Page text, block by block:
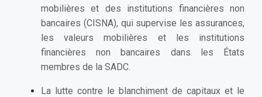
mobilières et des institutions financières non
bancaires (CISNA), qui supervise les assurances,
les valeurs mobilières et les institutions
financières non bancaires dans les États
membres de la SADC.
La lutte contre le blanchiment de capitaux et le